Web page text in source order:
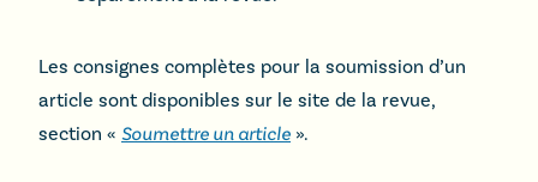
Les consignes complètes pour la soumission d’un
article sont disponibles sur le site de la revue,
section « Soumettre un article ».